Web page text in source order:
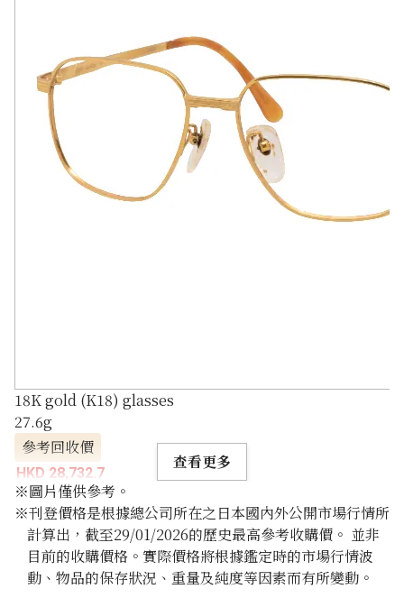
18K gold (K18) glasses
27.6g
參考回收價
HKD 28,732.7
查看更多
※圖片僅供參考。
※刊登價格是根據總公司所在之日本國內外公開市場行情所
計算出，截至29/01/2026的歷史最高參考收購價。 並非
目前的收購價格。實際價格將根據鑑定時的市場行情波
動、物品的保存狀況、重量及純度等因素而有所變動。